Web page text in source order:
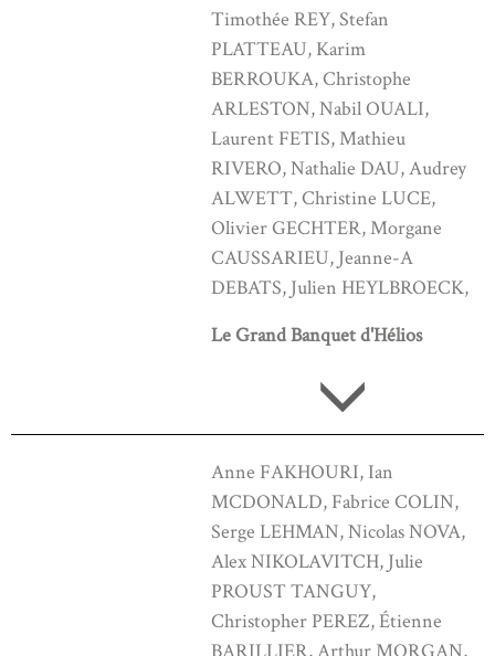
Timothée REY, Stefan
PLATTEAU, Karim
BERROUKA, Christophe
ARLESTON, Nabil OUALI,
Laurent FETIS, Mathieu
RIVERO, Nathalie DAU, Audrey
ALWETT, Christine LUCE,
Olivier GECHTER, Morgane
CAUSSARIEU, Jeanne-A
DEBATS, Julien HEYLBROECK,
Le Grand Banquet d'Hélios
Anne FAKHOURI, Ian
MCDONALD, Fabrice COLIN,
Serge LEHMAN, Nicolas NOVA,
Alex NIKOLAVITCH, Julie
PROUST TANGUY,
Christopher PEREZ, Étienne